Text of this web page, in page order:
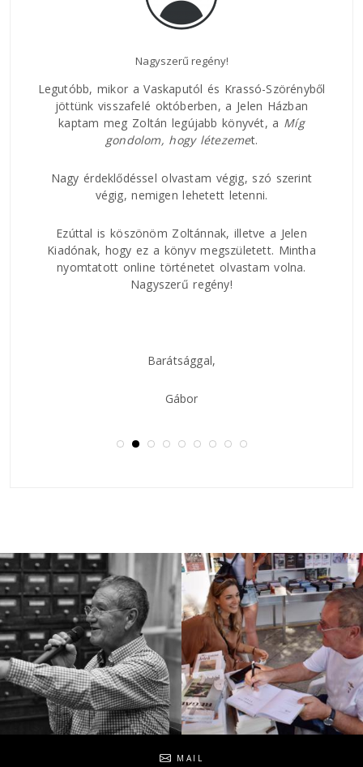
Nagyszerű regény!
Legutóbb, mikor a Vaskaputól és Krassó-Szörényből
jöttünk visszafelé októberben, a Jelen Házban
kaptam meg Zoltán legújabb könyvét, a Míg
gondolom, hogy létezemet.
Nagy érdeklődéssel olvastam végig, szó szerint
végig, nemigen lehetett letenni.
Ezúttal is köszönöm Zoltánnak, illetve a Jelen
Kiadónak, hogy ez a könyv megszületett. Mintha
nyomtatott online történetet olvastam volna.
Nagyszerű regény!
Barátsággal,
Gábor
MAIL